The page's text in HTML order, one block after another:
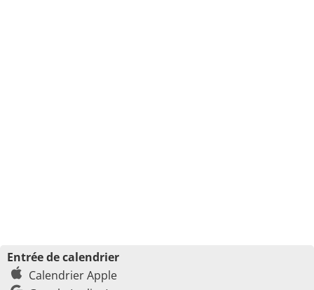
Entrée de calendrier
Calendrier Apple